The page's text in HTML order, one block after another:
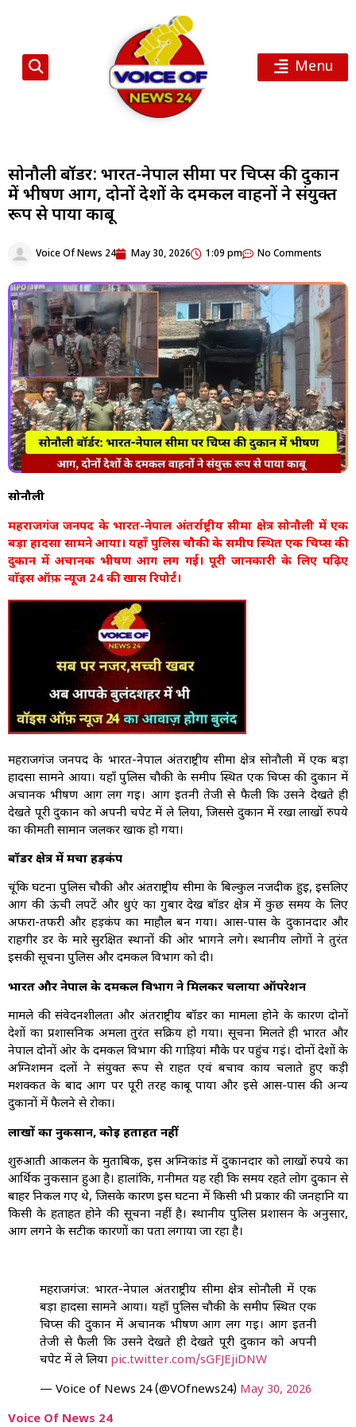
Menu
सोनौली बॉर्डर: भारत-नेपाल सीमा पर चिप्स की दुकान
में भीषण आग, दोनों देशों के दमकल वाहनों ने संयुक्त
रूप से पाया काबू
Voice Of News 24 May 30, 2026 1:09 pm No Comments
सोनौली
महराजगंज जनपद के भारत-नेपाल अंतर्राष्ट्रीय सीमा क्षेत्र सोनौली में एक
बड़ा हादसा सामने आया। यहाँ पुलिस चौकी के समीप स्थित एक चिप्स की
दुकान में अचानक भीषण आग लग गई। पूरी जानकारी के लिए पढ़िए
वाॅइस ऑफ़ न्यूज 24 की खास रिपोर्ट।
महराजगंज जनपद के भारत-नेपाल अंतर्राष्ट्रीय सीमा क्षेत्र सोनौली में एक बड़ा
हादसा सामने आया। यहाँ पुलिस चौकी के समीप स्थित एक चिप्स की दुकान में
अचानक भीषण आग लग गई। आग इतनी तेजी से फैली कि उसने देखते ही
देखते पूरी दुकान को अपनी चपेट में ले लिया, जिससे दुकान में रखा लाखों रुपये
का कीमती सामान जलकर खाक हो गया।
बॉर्डर क्षेत्र में मचा हड़कंप
चूंकि घटना पुलिस चौकी और अंतर्राष्ट्रीय सीमा के बिल्कुल नजदीक हुई, इसलिए
आग की ऊंची लपटें और धुएं का गुबार देख बॉर्डर क्षेत्र में कुछ समय के लिए
अफरा-तफरी और हड़कंप का माहौल बन गया। आस-पास के दुकानदार और
राहगीर डर के मारे सुरक्षित स्थानों की ओर भागने लगे। स्थानीय लोगों ने तुरंत
इसकी सूचना पुलिस और दमकल विभाग को दी।
भारत और नेपाल के दमकल विभाग ने मिलकर चलाया ऑपरेशन
मामले की संवेदनशीलता और अंतर्राष्ट्रीय बॉर्डर का मामला होने के कारण दोनों
देशों का प्रशासनिक अमला तुरंत सक्रिय हो गया। सूचना मिलते ही भारत और
नेपाल दोनों ओर के दमकल विभाग की गाड़ियां मौके पर पहुंच गईं। दोनों देशों के
अग्निशमन दलों ने संयुक्त रूप से राहत एवं बचाव कार्य चलाते हुए कड़ी
मशक्कत के बाद आग पर पूरी तरह काबू पाया और इसे आस-पास की अन्य
दुकानों में फैलने से रोका।
लाखों का नुकसान, कोई हताहत नहीं
शुरुआती आकलन के मुताबिक, इस अग्निकांड में दुकानदार को लाखों रुपये का
आर्थिक नुकसान हुआ है। हालांकि, गनीमत यह रही कि समय रहते लोग दुकान से
बाहर निकल गए थे, जिसके कारण इस घटना में किसी भी प्रकार की जनहानि या
किसी के हताहत होने की सूचना नहीं है। स्थानीय पुलिस प्रशासन के अनुसार,
आग लगने के सटीक कारणों का पता लगाया जा रहा है।
महराजगंज: भारत-नेपाल अंतर्राष्ट्रीय सीमा क्षेत्र सोनौली में एक
बड़ा हादसा सामने आया। यहाँ पुलिस चौकी के समीप स्थित एक
चिप्स की दुकान में अचानक भीषण आग लग गई। आग इतनी
तेजी से फैली कि उसने देखते ही देखते पूरी दुकान को अपनी
चपेट में ले लिया pic.twitter.com/sGFJEjiDNW
— Voice of News 24 (@VOfnews24) May 30, 2026
Voice Of News 24